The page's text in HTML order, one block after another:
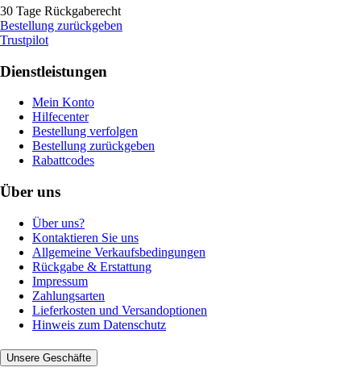
30 Tage Rückgaberecht
Bestellung zurückgeben
Trustpilot
Dienstleistungen
Mein Konto
Hilfecenter
Bestellung verfolgen
Bestellung zurückgeben
Rabattcodes
Über uns
Über uns?
Kontaktieren Sie uns
Allgemeine Verkaufsbedingungen
Rückgabe & Erstattung
Impressum
Zahlungsarten
Lieferkosten und Versandoptionen
Hinweis zum Datenschutz
Unsere Geschäfte